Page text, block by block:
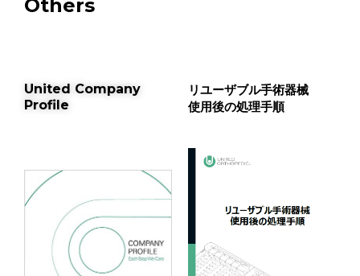
Others
United Company
Profile
リユーザブル手術器械
使用後の処理手順